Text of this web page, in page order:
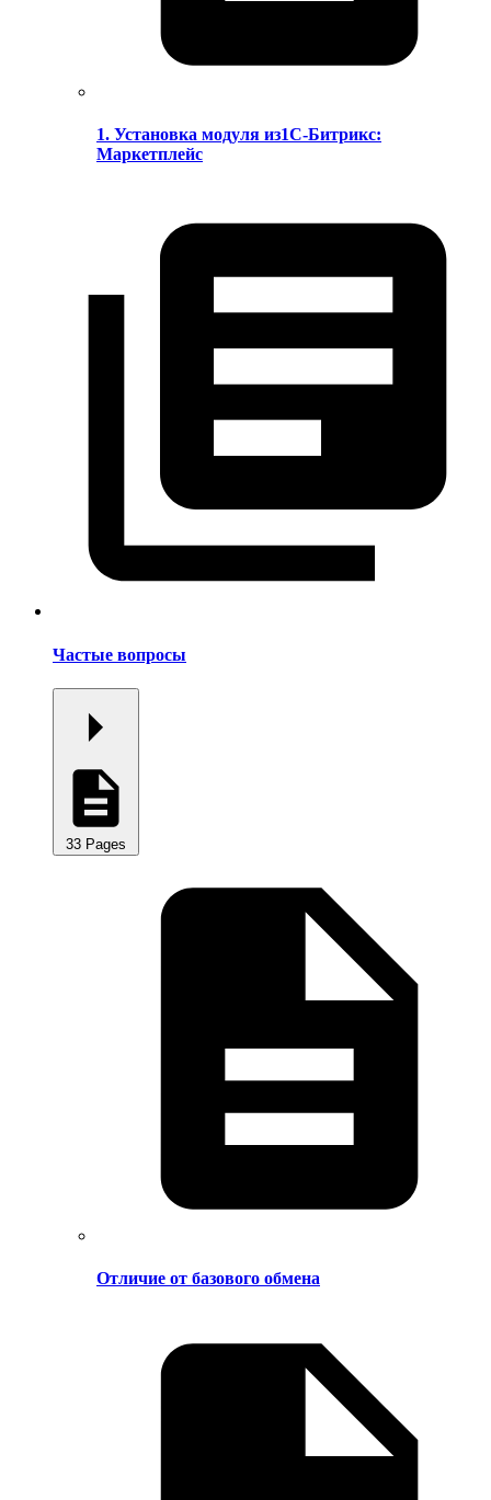
1. Установка модуля из1С-Битрикс:
Маркетплейс
Частые вопросы
33 Pages
Отличие от базового обмена